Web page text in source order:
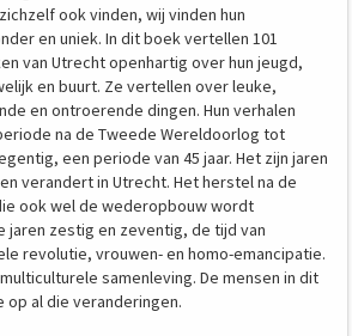
ook vinden, wij vinden hun
en uniek. In dit boek vertellen 101
van Utrecht openhartig over hun jeugd,
en buurt. Ze vertellen over leuke,
en ontroerende dingen. Hun verhalen
na de Tweede Wereldoorlog tot
een periode van 45 jaar. Het zijn jaren
verandert in Utrecht. Het herstel na de
ook wel de wederopbouw wordt
jaren zestig en zeventig, de tijd van
revolutie, vrouwen- en homo-emancipatie.
samenleving. De mensen in dit
op al die veranderingen.